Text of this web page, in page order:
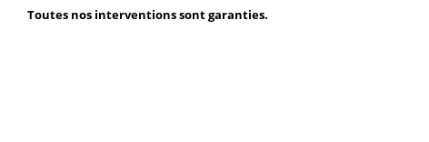
Toutes nos interventions sont garanties.